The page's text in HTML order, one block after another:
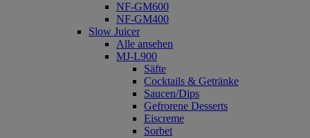
NF-GM600
NF-GM400
Slow Juicer
Alle ansehen
MJ-L900
Säfte
Cocktails & Getränke
Saucen/Dips
Gefrorene Desserts
Eiscreme
Sorbet